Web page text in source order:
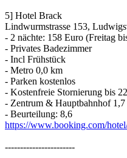
5] Hotel Brack
Lindwurmstrasse 153,
- 2 nächte: 158 Euro (Freitag
- Privates Badezimmer
- Incl Frühstück
- Metro 0,0 km
- Parken kostenlos
- Kostenfreie Stornierung bis
- Zentrum & Hauptbahnhof
- Beurteilung: 8,6
https://www.booking.com/
-----------------------